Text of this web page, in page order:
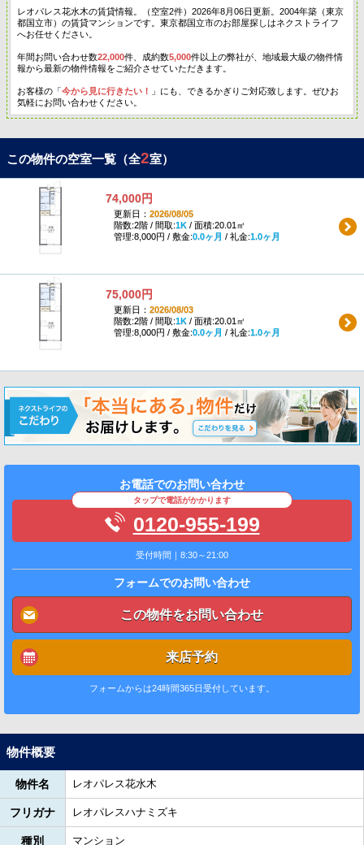
レオパレス花水木の賃貸情報。（空室2件）2026年8月06日更新。2004年築（東京
都国立市）の賃貸マンションです。東京都国立市のお部屋探しはネクストライフ
へお任せください。
年間お問い合わせ数22,000件、成約数5,000件以上の弊社が、地域最大級の物件情
報から最新の物件情報をご紹介させていただきます。
お客様の「今から見に行きたい！
」にも、できるかぎりご対応致します。ぜひお
気軽にお問い合わせください。
この物件の空室一覧（全2室）
74,000円
更新日： 2026/08/05
階数:2階 / 間取:1K/ 面積:20.01㎡
管理:8,000円 / 敷金:0.0ヶ月 / 礼金:1.0ヶ月
75,000円
更新日： 2026/08/03
階数:2階 / 間取:1K/ 面積:20.01㎡
管理:8,000円 / 敷金:0.0ヶ月 / 礼金:1.0ヶ月
お電話でのお問い合わせ
タップで電話がかかります
0120-955-199
受付時間｜8:30～21:00
フォームでのお問い合わせ
この物件をお問い合わせ
来店予約
フォームからは24時間365日受付しています。
物件概要
物件名 レオパレス花水木
フリガナ レオパレスハナミズキ
種別 マンション